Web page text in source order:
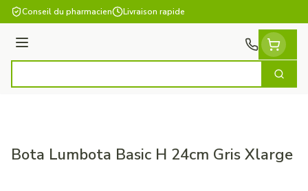
Aller au contenu
Conseil du pharmacien Livraison rapide
Menu
Bota Lumbota Basic H 24cm Gris Xlarge